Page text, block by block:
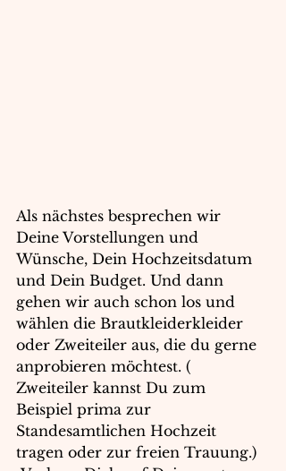
Als nächstes besprechen wir
Deine Vorstellungen und
Wünsche, Dein Hochzeitsdatum
und Dein Budget. Und dann
gehen wir auch schon los und
wählen die Brautkleiderkleider
oder Zweiteiler aus, die du gerne
anprobieren möchtest. (
Zweiteiler kannst Du zum
Beispiel prima zur
Standesamtlichen Hochzeit
tragen oder zur freien Trauung.)